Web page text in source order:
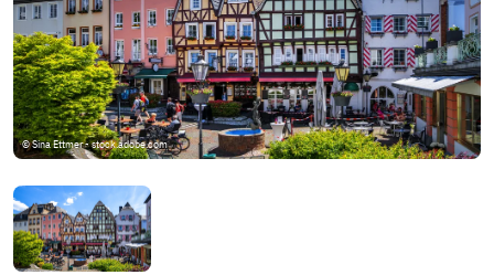
© Sina Ettmer - stock.adobe.com